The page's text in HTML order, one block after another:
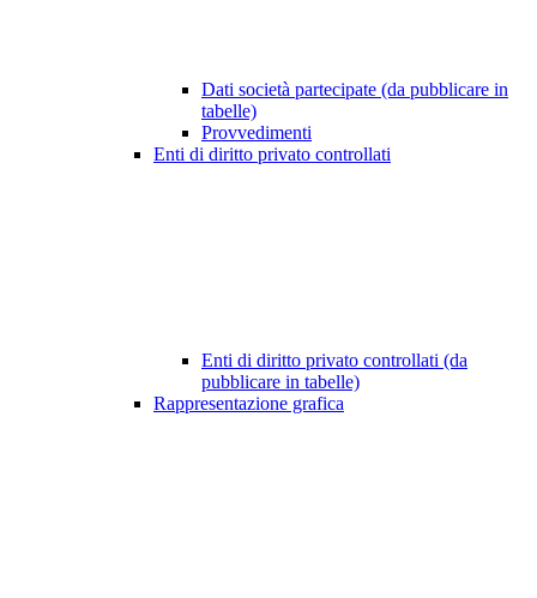
Dati società partecipate (da pubblicare in
tabelle)
Provvedimenti
Enti di diritto privato controllati
Enti di diritto privato controllati (da
pubblicare in tabelle)
Rappresentazione grafica